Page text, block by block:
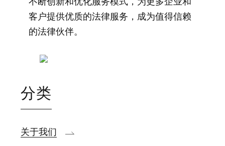
客户提供优质的法律服务，成为值得信赖
的法律伙伴。
分类
关于我们